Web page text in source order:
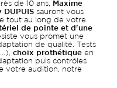
de 10 ans,
Maxime
DUPUIS sauront vous
tout au long de votre
de pointe et d'une
vous promet une
de qualité. Tests
choix prothétique en
puis contrôles
votre audition, notre